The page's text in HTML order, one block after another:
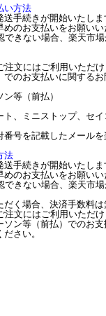
い方法
送手続きが開始いたし
のお支払いをお願いい
できない場合、楽天市
文にはご利用いただけ
のお支払いに関するお
等（前払）
ト、ミニストップ、セ
番号を記載したメール
法
送手続きが開始いたし
のお支払いをお願いい
できない場合、楽天市
く場合、決済手数料は
文にはご利用いただけ
ン等（前払）でのお
ださい。